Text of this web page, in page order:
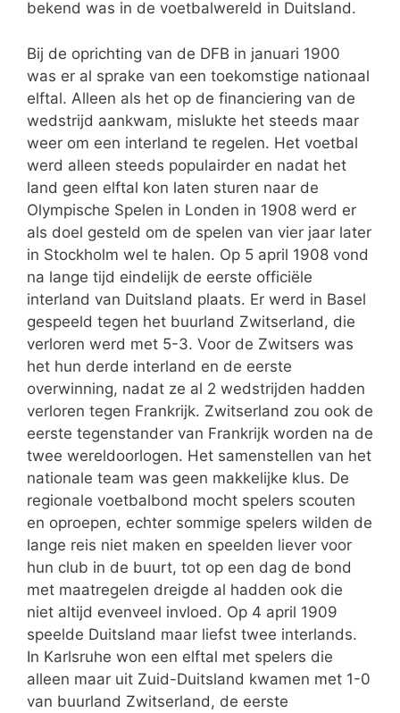
bekend was in de voetbalwereld in Duitsland.
Bij de oprichting van de DFB in januari 1900
was er al sprake van een toekomstige nationaal
elftal. Alleen als het op de financiering van de
wedstrijd aankwam, mislukte het steeds maar
weer om een interland te regelen. Het voetbal
werd alleen steeds populairder en nadat het
land geen elftal kon laten sturen naar de
Olympische Spelen in Londen in 1908 werd er
als doel gesteld om de spelen van vier jaar later
in Stockholm wel te halen. Op 5 april 1908 vond
na lange tijd eindelijk de eerste officiële
interland van Duitsland plaats. Er werd in Basel
gespeeld tegen het buurland Zwitserland, die
verloren werd met 5-3. Voor de Zwitsers was
het hun derde interland en de eerste
overwinning, nadat ze al 2 wedstrijden hadden
verloren tegen Frankrijk. Zwitserland zou ook de
eerste tegenstander van Frankrijk worden na de
twee wereldoorlogen. Het samenstellen van het
nationale team was geen makkelijke klus. De
regionale voetbalbond mocht spelers scouten
en oproepen, echter sommige spelers wilden de
lange reis niet maken en speelden liever voor
hun club in de buurt, tot op een dag de bond
met maatregelen dreigde al hadden ook die
niet altijd evenveel invloed. Op 4 april 1909
speelde Duitsland maar liefst twee interlands.
In Karlsruhe won een elftal met spelers die
alleen maar uit Zuid-Duitsland kwamen met 1-0
van buurland Zwitserland, de eerste